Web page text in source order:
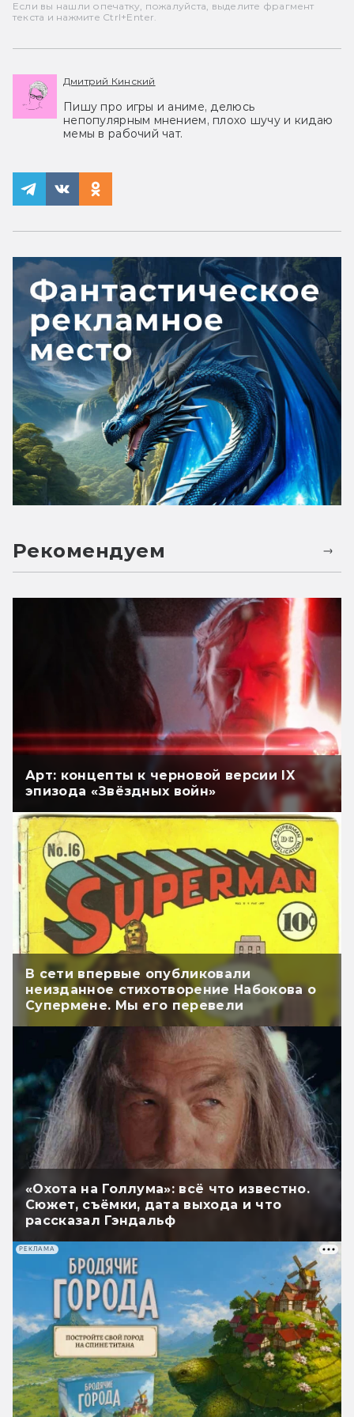
Если вы нашли опечатку, пожалуйста, выделите фрагмент
текста и нажмите Ctrl+Enter.
Дмитрий Кинский
Пишу про игры и аниме, делюсь
непопулярным мнением, плохо шучу и кидаю
мемы в рабочий чат.
Рекомендуем
Арт: концепты к черновой версии IX
эпизода «Звёздных войн»
В сети впервые опубликовали
неизданное стихотворение Набокова о
Супермене. Мы его перевели
«Охота на Голлума»: всё что известно.
Сюжет, съёмки, дата выхода и что
рассказал Гэндальф
РЕКЛАМА